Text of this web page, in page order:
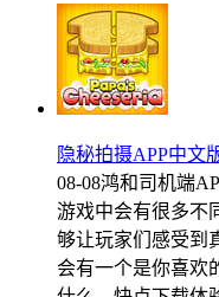
隐秘拍摄APP中文
08-08鸿和司机端
游戏中会有很多不
够让玩家们感受到
会有一个是你喜欢